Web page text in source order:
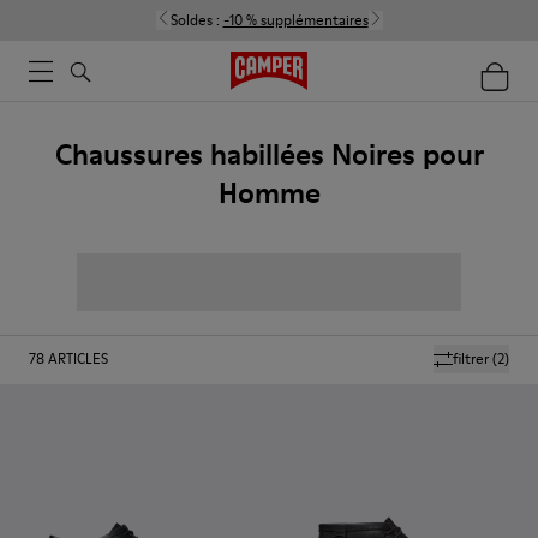
Soldes : -10 % supplémentaires
Chaussures habillées Noires pour
Homme
filtrer(2)
78ARTICLES